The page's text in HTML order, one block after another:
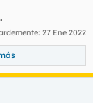
27 Ene 2022